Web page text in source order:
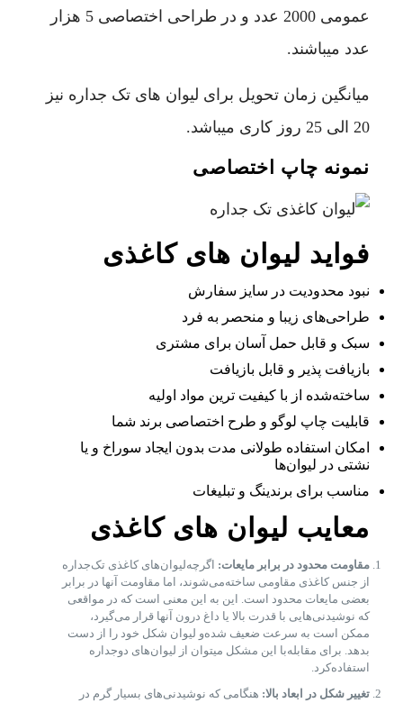
عمومی 2000 عدد و در طراحی اختصاصی 5 هزار
عدد میباشند.
میانگین زمان تحویل برای لیوان های تک جداره نیز
20 الی 25 روز کاری میباشد.
نمونه چاپ اختصاصی
فواید لیوان های کاغذی
نبود محدودیت در سایز سفارش
طراحی‌های زیبا و منحصر به فرد
سبک و قابل حمل آسان برای مشتری
بازیافت پذیر و قابل بازیافت
ساخته‌شده از با کیفیت ترین مواد اولیه
قابلیت چاپ لوگو و طرح اختصاصی برند شما
امکان استفاده طولانی مدت بدون ایجاد سوراخ و یا
نشتی در لیوان‌ها
مناسب برای برندینگ و تبلیغات
معایب لیوان های کاغذی
مقاومت محدود در برابر مایعات: اگرچه‌لیوان‌های کاغذی تک‌جداره
از جنس کاغذی مقاومی ساخته‌می‌شوند، اما مقاومت آنها در برابر
بعضی مایعات محدود است. این به این معنی است که در مواقعی
که نوشیدنی‌هایی با قدرت بالا یا داغ درون آنها قرار می‌گیرد،
ممکن است به سرعت ضعیف شده‌و لیوان شکل خود را از دست
بدهد. برای مقابله‌با این مشکل میتوان از لیوان‌های دوجداره
استفاده‌کرد.
تغییر شکل در ابعاد بالا: هنگامی که نوشیدنی‌های بسیار گرم در